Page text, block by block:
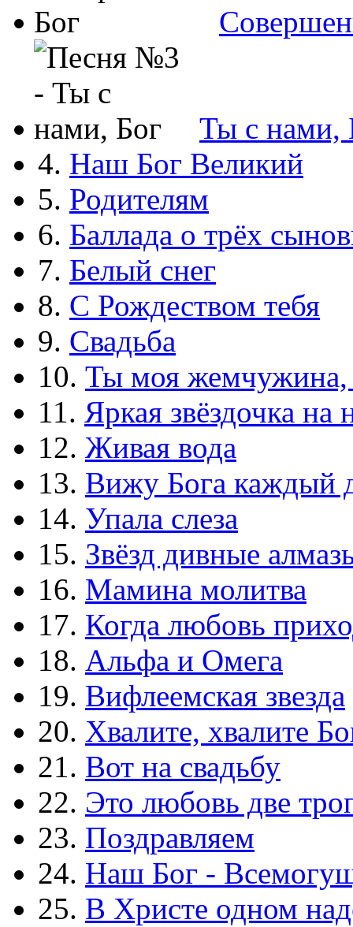
Ты с нами,
4. Наш Бог Великий
5. Родителям
6. Баллада о трёх
7. Белый снег
8. С Рождеством тебя
9. Свадьба
10. Ты моя жемчужина,
11. Яркая звёздочка на
12. Живая вода
13. Вижу Бога каждый
14. Упала слеза
15. Звёзд дивные
16. Мамина молитва
17. Когда любовь
18. Альфа и Омега
19. Вифлеемская звезда
20. Хвалите, хвалите
21. Вот на свадьбу
22. Это любовь две
23. Поздравляем
24. Наш Бог -
25. В Христе одном